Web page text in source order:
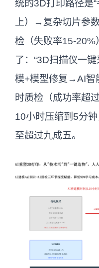
统的3D打印路径是
上）→复杂切片参
检（失败率15-20%
了：“3D扫描仪一
模+模型修复→AI智
时质检（成功率超
10小时压缩到5分
至超过九成五。